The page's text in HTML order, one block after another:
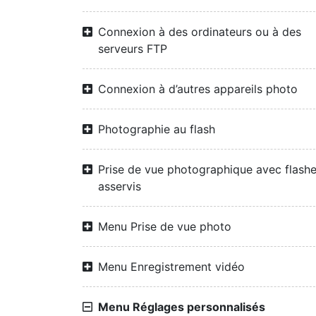
Connexion à des ordinateurs ou à des
serveurs FTP
Connexion à d’autres appareils photo
Photographie au flash
Prise de vue photographique avec
asservis
Menu Prise de vue photo
Menu Enregistrement vidéo
Menu Réglages personnalisés